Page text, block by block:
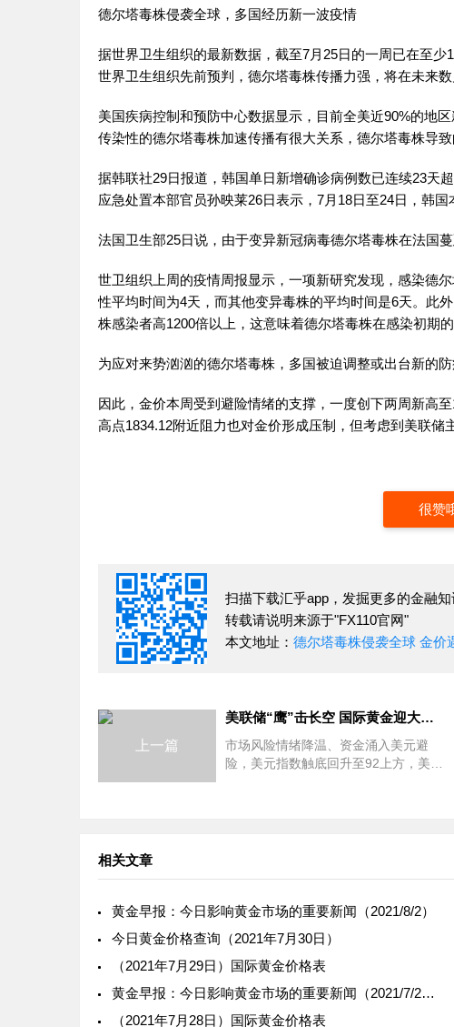
德尔塔毒株侵袭全球，多国经历新一波疫情
据世界卫生组织的最新数据，截至7月25日的一周已在至少
世界卫生组织先前预判，德尔塔毒株传播力强，将在未来数
美国疾病控制和预防中心数据显示，目前全美近90%的地
传染性的德尔塔毒株加速传播有很大关系，德尔塔毒株导
据韩联社29日报道，韩国单日新增确诊病例数已连续23天
应急处置本部官员孙映莱26日表示，7月18日至24日，韩
法国卫生部25日说，由于变异新冠病毒德尔塔毒株在法国
世卫组织上周的疫情周报显示，一项新研究发现，感染德
性平均时间为4天，而其他变异毒株的平均时间是6天。此
株感染者高1200倍以上，这意味着德尔塔毒株在感染初期
为应对来势汹汹的德尔塔毒株，多国被迫调整或出台新的防
因此，金价本周受到避险情绪的支撑，一度创下两周新高
高点1834.12附近阻力也对金价形成压制，但考虑到美联储
很赞
扫描下载汇乎app，发掘更多的金融知
转载请说明来源于"FX110官网"
本文地址： 德尔塔毒株侵袭全球 金价
上一篇
美联储“鹰”击长空 国际黄金迎大幅回撤
市场风险情绪降温、资金涌入美元避
险，美元指数触底回升至92上方，美国
相关文章
黄金早报：今日影响黄金市场的重要新闻（2021/8/2）
今日黄金价格查询（2021年7月30日）
（2021年7月29日）国际黄金价格表
黄金早报：今日影响黄金市场的重要新闻（2021/7/29）
（2021年7月28日）国际黄金价格表